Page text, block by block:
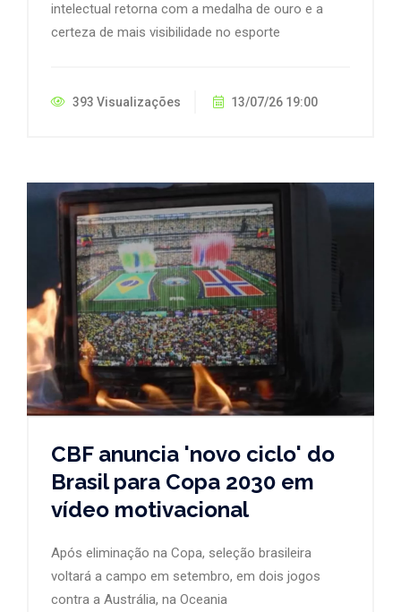
intelectual retorna com a medalha de ouro e a
certeza de mais visibilidade no esporte
393 Visualizações 13/07/26 19:00
CBF anuncia 'novo ciclo' do
Brasil para Copa 2030 em
vídeo motivacional
Após eliminação na Copa, seleção brasileira
voltará a campo em setembro, em dois jogos
contra a Austrália, na Oceania